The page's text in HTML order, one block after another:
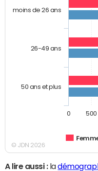
moins de 26 ans
26-49 ans
50 ans et plus
0 500
© JDN 2026
A lire aussi :la